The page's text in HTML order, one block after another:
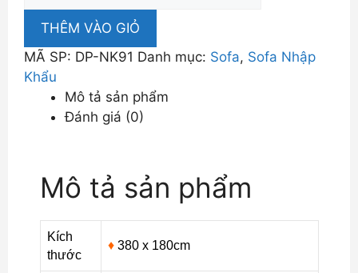
Khẩu
Xám
Trắng
Phong
Cách
DP-
NK91
lượng
THÊM VÀO GIỎ
MÃ SP: DP-NK91 Danh mục: Sofa, Sofa Nhập
Khẩu
Mô tả sản phẩm
Đánh giá (0)
Mô tả sản phẩm
Kích
thước
♦ 380 x 180cm